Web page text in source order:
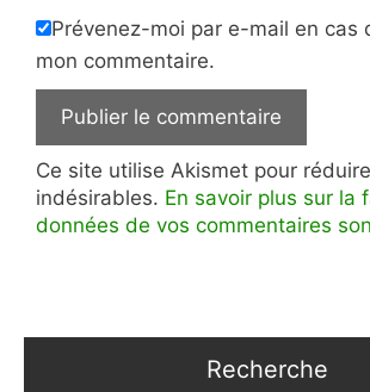
Prévenez-moi par e-mail en cas
mon commentaire.
Ce site utilise Akismet pour
indésirables. En savoir plus sur la
données de vos commentaires
Recherche